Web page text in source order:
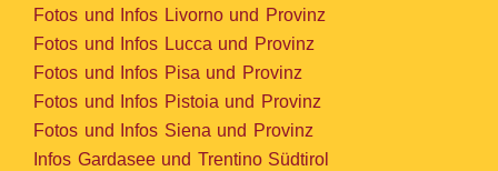
Fotos und Infos Livorno und Provinz
Fotos und Infos Lucca und Provinz
Fotos und Infos Pisa und Provinz
Fotos und Infos Pistoia und Provinz
Fotos und Infos Siena und Provinz
Infos Gardasee und Trentino Südtirol